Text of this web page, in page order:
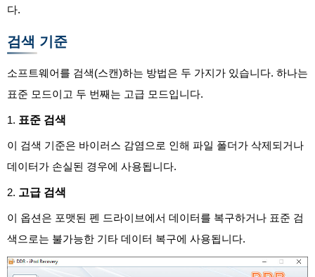
다.
검색 기준
소프트웨어를 검색(스캔)하는 방법은 두 가지가 있습니다. 하나는
표준 모드이고 두 번째는 고급 모드입니다.
1. 표준 검색
이 검색 기준은 바이러스 감염으로 인해 파일 폴더가 삭제되거나
데이터가 손실된 경우에 사용됩니다.
2. 고급 검색
이 옵션은 포맷된 펜 드라이브에서 데이터를 복구하거나 표준 검
색으로는 불가능한 기타 데이터 복구에 사용됩니다.